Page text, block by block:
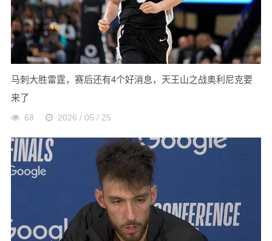
马刺大胜雷霆，赛后还有4个好消息，天王山之战奥利尼克要
来了
68 2026 / 05 / 25